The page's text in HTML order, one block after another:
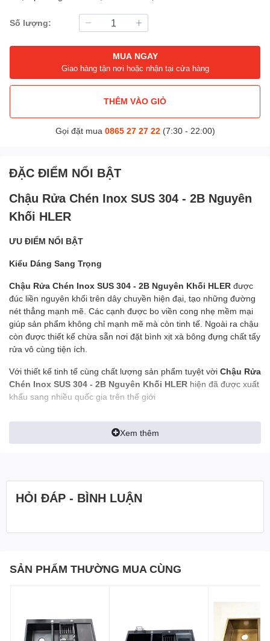
Số lượng:
MUA NGAY
Giao hàng tận nơi hoặc nhận tại cửa hàng
THÊM VÀO GIỎ
Gọi đặt mua 0865 27 27 22(7:30 - 22:00)
ĐẶC ĐIỂM NỔI BẬT
Chậu Rửa Chén Inox SUS 304 - 2B Nguyên
Khối HLER
ƯU ĐIỂM NỔI BẬT
Kiểu Dáng Sang Trọng
Chậu Rửa Chén Inox SUS 304 - 2B Nguyên Khối HLER được
đúc liền nguyên khối trên dây chuyền hiện đại, tạo những đường
nét thẳng mạnh mẽ. Các cạnh được bo viền cong nhẹ mềm mại
giúp sản phẩm không chỉ mạnh mẽ mà còn tinh tế. Ngoài ra chậu
còn được thiết kế chừa sẵn nơi đặt bình xịt xà bông đựng chất tẩy
rửa vô cùng tiện ích.
Với thiết kế tinh tế cùng chất lượng sản phẩm tuyệt vời Chậu Rửa
Chén Inox SUS 304 - 2B Nguyên Khối HLER hiện đã được xuất
khẩu sang nhiều quốc gia trên thế giới
nên hạn chế được nước văng làm mất vệ sinh và ướt sàn. Bên
cạnh đó, dung tích hố chậu rộng giúp tăng thêm công suất sử
Chức Năng Chống Ồn
Chậu Rửa Chén Inox SUS 304 - 2B Nguyên Khối HLER
Lớp sơn ngoài bề mặt đáy và thành chậu rửa còn có tác dụng
Đáy của Bồn rửa bát còn được trang bị thêm tính năng chống ăn
mòn, luôn sáng bóng, không bị ố màu và tránh ngưng tụ nước,
Xem thêm
HỎI ĐÁP - BÌNH LUẬN
SẢN PHẨM THƯỜNG MUA CÙNG